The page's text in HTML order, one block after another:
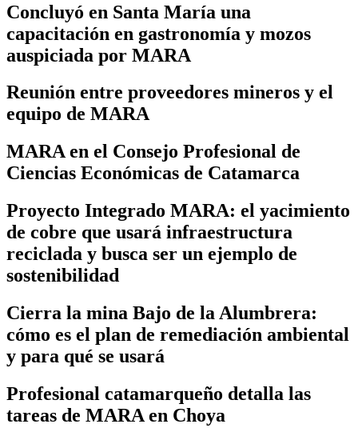
Concluyó en Santa María una
capacitación en gastronomía y mozos
auspiciada por MARA
Reunión entre proveedores mineros y el
equipo de MARA
MARA en el Consejo Profesional de
Ciencias Económicas de Catamarca
Proyecto Integrado MARA: el yacimiento
de cobre que usará infraestructura
reciclada y busca ser un ejemplo de
sostenibilidad
Cierra la mina Bajo de la Alumbrera:
cómo es el plan de remediación ambiental
y para qué se usará
Profesional catamarqueño detalla las
tareas de MARA en Choya